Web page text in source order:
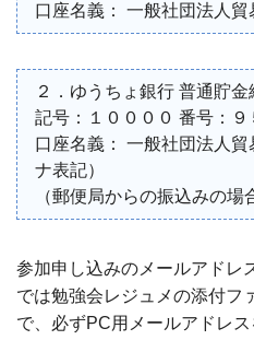
口座名義： 一般社団法人
２．ゆうちょ銀行 普通貯金
記号：１００００ 番号：９
口座名義： 一般社団法人
ナ表記）
（郵便局からの振込みの場
参加申し込みのメールアドレ
では勉強会レジュメの添付フ
で、必ずPC用メールアドレ